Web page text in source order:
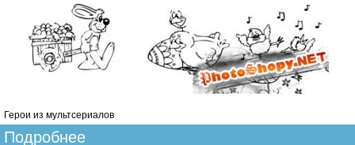
Герои из мультсериалов
Подробнее